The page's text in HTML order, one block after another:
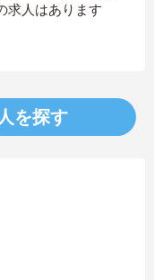
求人はあります
を探す